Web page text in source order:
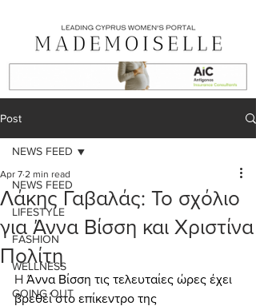
Post
NEWS FEED
LIFESTYLE
FASHION
WELLNESS
GOING OUT
NEWS FEED
Λάκης Γαβαλάς: Το σχόλιο
για Άννα Βίσση και Χριστίνα
Πολίτη
Apr 7 2 min read
Η Άννα Βίσση τις τελευταίες ώρες έχει
βρεθεί στο επίκεντρο της